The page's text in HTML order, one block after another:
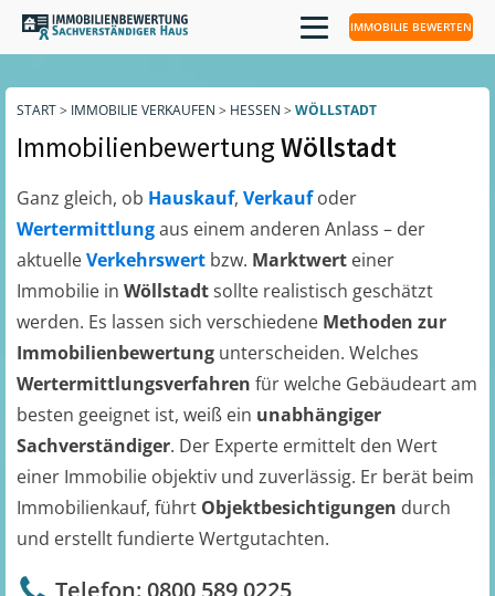
IMMOBILIE BEWERTEN
START> IMMOBILIE VERKAUFEN > HESSEN > WÖLLSTADT
ImmobilienbewertungWöllstadt
Ganz gleich, ob Hauskauf, Verkaufoder
Wertermittlungaus einem anderen Anlass – der
aktuelleVerkehrswert bzw. Marktwert einer
Immobilie in Wöllstadtsollte realistisch geschätzt
werden. Es lassen sich verschiedene Methoden zur
Immobilienbewertung unterscheiden. Welches
Wertermittlungsverfahren für welche Gebäudeart am
besten geeignet ist, weiß ein unabhängiger
Sachverständiger. Der Experte ermittelt den Wert
einer Immobilie objektiv und zuverlässig. Er berät beim
Immobilienkauf, führt Objektbesichtigungen durch
und erstellt fundierte Wertgutachten.
Telefon: 0800 589 0225